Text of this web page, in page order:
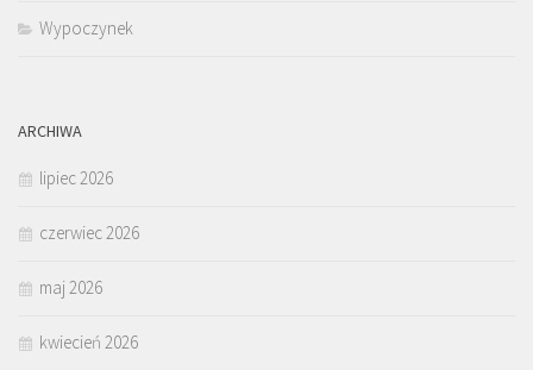
Wypoczynek
ARCHIWA
lipiec 2026
czerwiec 2026
maj 2026
kwiecień 2026